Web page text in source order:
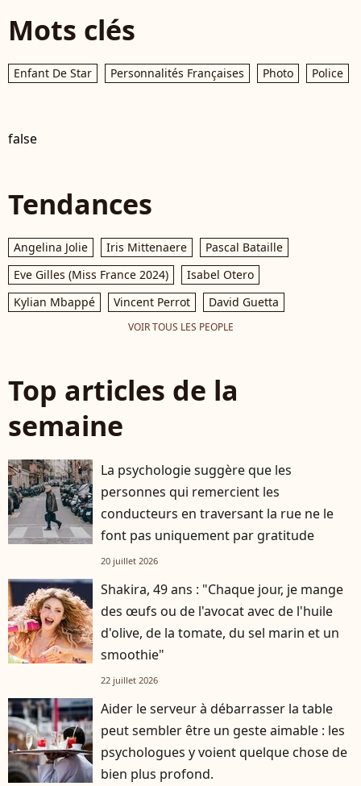
Mots clés
Enfant De Star Personnalités Françaises Photo Police
false
Tendances
Angelina Jolie Iris Mittenaere
Pascal Bataille
Eve Gilles (Miss France 2024)
Isabel Otero
Kylian Mbappé
Vincent Perrot David Guetta
VOIR TOUS LES PEOPLE
Top articles de la
semaine
La psychologie suggère que les
personnes qui remercient les
conducteurs en traversant la rue ne le
font pas uniquement par gratitude
20 juillet 2026
Shakira, 49 ans : "Chaque jour, je mange
des œufs ou de l'avocat avec de l'huile
d'olive, de la tomate, du sel marin et un
smoothie"
22 juillet 2026
Aider le serveur à débarrasser la table
peut sembler être un geste aimable : les
psychologues y voient quelque chose de
bien plus profond.